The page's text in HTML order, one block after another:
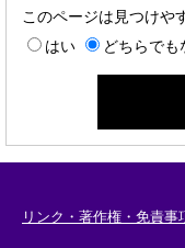
このページは見つけや
はい
どちらでも
リンク・著作権・免責事